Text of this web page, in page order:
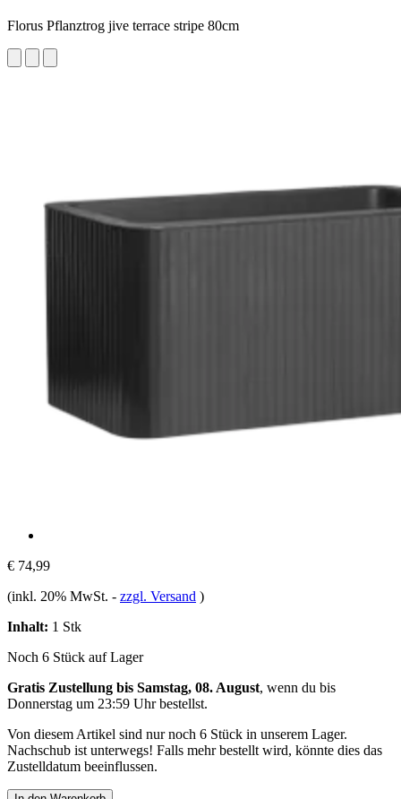
Florus Pflanztrog jive terrace stripe 80cm
€ 74,99
(inkl. 20% MwSt. - zzgl. Versand )
Inhalt: 1 Stk
Noch 6 Stück auf Lager
Gratis Zustellung bis Samstag, 08. August, wenn du bis
Donnerstag um 23:59 Uhrbestellst.
Von diesem Artikel sind nur noch 6 Stück in unserem Lager.
Nachschub ist unterwegs! Falls mehr bestellt wird, könnte dies das
Zustelldatum beeinflussen.